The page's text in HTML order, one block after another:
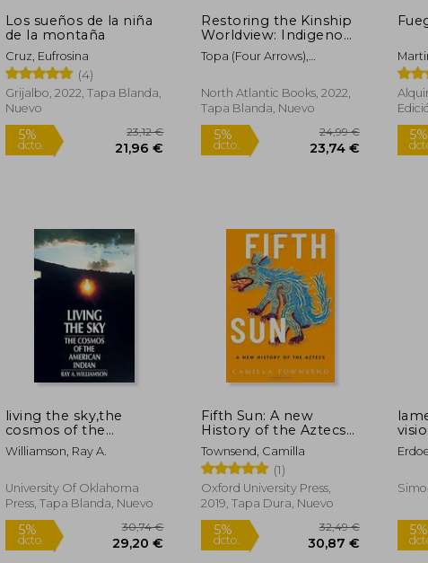
Los sueños de la niña
de la montaña
Cruz, Eufrosina
(4)
Grijalbo, 2022, Tapa Blanda,
Nuevo
dcto. 21,96 €
Restoring the Kinship
Worldview: Indigenous
Voices Introduce 28
Precepts for
Planet Earth (en
Inglés)
Topa (Four Arrows),
North Atlantic Books, 2022,
Tapa Blanda, Nuevo
dcto. 23,74 €
living the sky,the
cosmos of the
american indian (en
Inglés)
Williamson, Ray A.
University Of Oklahoma
Press, Tapa Blanda, Nuevo
Fifth Sun: A new
History of the Aztecs
(en Inglés)
Townsend, Camilla
(1)
Oxford University Press,
2019, Tapa Dura, Nuevo